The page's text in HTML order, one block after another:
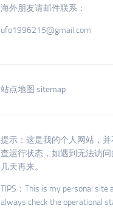
海外朋友请邮件联系：
ufo1996215@gmail.com
站点地图 sitemap
提示：这是我的个人网站，
查运行状态，如遇到无法访
几天再来。
TIPS：This is my personal site
always check the operational